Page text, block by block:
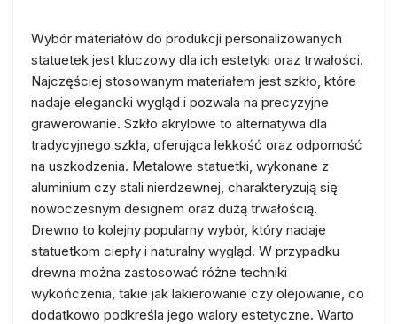
Wybór materiałów do produkcji personalizowanych
statuetek jest kluczowy dla ich estetyki oraz trwałości.
Najczęściej stosowanym materiałem jest szkło, które
nadaje elegancki wygląd i pozwala na precyzyjne
grawerowanie. Szkło akrylowe to alternatywa dla
tradycyjnego szkła, oferująca lekkość oraz odporność
na uszkodzenia. Metalowe statuetki, wykonane z
aluminium czy stali nierdzewnej, charakteryzują się
nowoczesnym designem oraz dużą trwałością.
Drewno to kolejny popularny wybór, który nadaje
statuetkom ciepły i naturalny wygląd. W przypadku
drewna można zastosować różne techniki
wykończenia, takie jak lakierowanie czy olejowanie, co
dodatkowo podkreśla jego walory estetyczne. Warto